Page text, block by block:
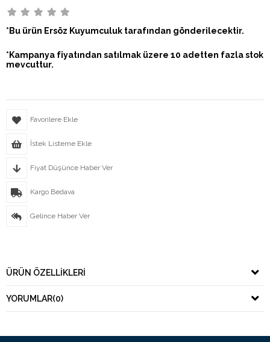
*Bu ürün Ersöz Kuyumculuk tarafından gönderilecektir.
*Kampanya fiyatından satılmak üzere 10 adetten fazla stok
mevcuttur.
Favorilere Ekle
İstek Listeme Ekle
Fiyat Düşünce Haber Ver
Kargo Bedava
Gelince Haber Ver
ÜRÜN ÖZELLIKLERI
YORUMLAR(0)